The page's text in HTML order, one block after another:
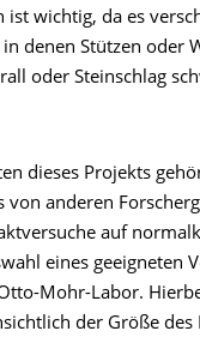
wichtig, da es
denen Stützen oder
oder Steinschlag
dieses Projekts
von anderen
auf
eines geeigneten
Mohr-Labor.
der Größe des